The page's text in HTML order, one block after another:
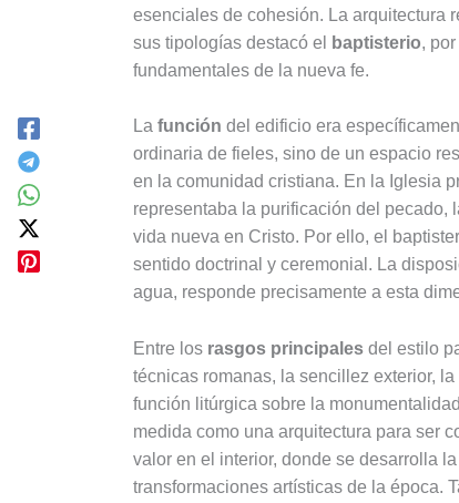
esenciales de cohesión. La arquitectura
sus tipologías destacó el
baptisterio,
fundamentales de la nueva fe.
La función del edificio era
ordinaria de fieles, sino de un espacio
en la comunidad cristiana. En la Iglesia
representaba la purificación del pecado,
vida nueva en Cristo. Por ello, el
sentido doctrinal y ceremonial. La
agua, responde precisamente a esta
Entre los rasgos principales del estilo
técnicas romanas, la sencillez exterior,
función litúrgica sobre la
medida como una arquitectura para ser
valor en el interior, donde se desarrolla
transformaciones artísticas de la época.